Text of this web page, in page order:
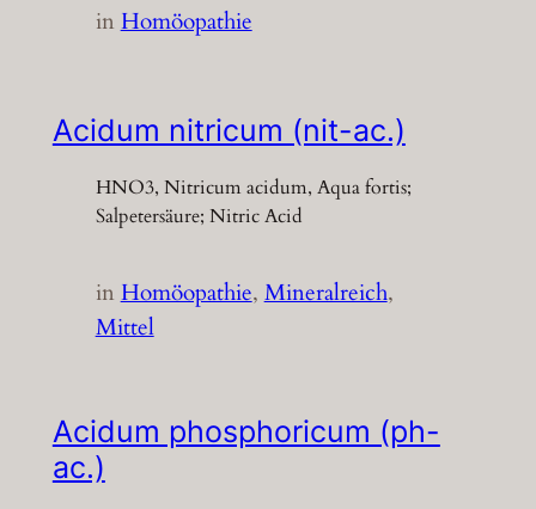
inHomöopathie
Acidum nitricum (nit-ac.)
HNO3, Nitricum acidum, Aqua fortis;
Salpetersäure; Nitric Acid
inHomöopathie, Mineralreich
Mittel
Acidum phosphoricum (ph-
ac.)